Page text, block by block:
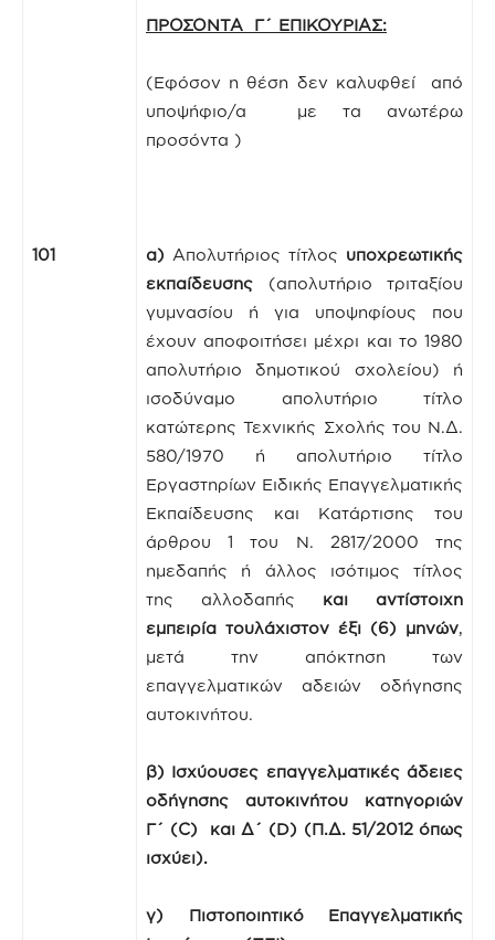
101
ΠΡΟΣΟΝΤΑ Γ΄ ΕΠΙΚΟΥΡΙΑΣ:
(Εφόσον η θέση δεν καλυφθεί από
υποψήφιο/α με τα ανωτέρω
προσόντα )
α) Απολυτήριος τίτλος υποχρεωτικής
εκπαίδευσης (απολυτήριο τριταξίου
γυμνασίου ή για υποψηφίους που
έχουν αποφοιτήσει μέχρι και το 1980
απολυτήριο δημοτικού σχολείου) ή
ισοδύναμο απολυτήριο τίτλο
κατώτερης Τεχνικής Σχολής του Ν.Δ.
580/1970 ή απολυτήριο τίτλο
Εργαστηρίων Ειδικής Επαγγελματικής
Εκπαίδευσης και Κατάρτισης του
άρθρου 1 του Ν. 2817/2000 της
ημεδαπής ή άλλος ισότιμος τίτλος
της αλλοδαπής και αντίστοιχη
εμπειρία τουλάχιστον έξι (6) μηνών,
μετά την απόκτηση των
επαγγελματικών αδειών οδήγησης
αυτοκινήτου.
β) Ισχύουσες επαγγελματικές άδειες
οδήγησης αυτοκινήτου κατηγοριών
Γ΄ (C) και Δ΄ (D) (Π.Δ. 51/2012 όπως
ισχύει).
γ) Πιστοποιητικό
Επαγγελματικής